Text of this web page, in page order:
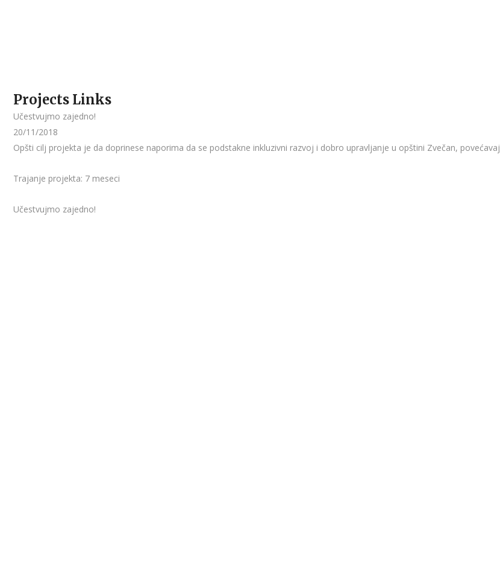
Projects Links
Učestvujmo zajedno!
20/11/2018
Opšti cilj projekta je da doprinese naporima da se podstakne inkluzivni razvoj i dobro upravljanje u opštini Zvečan,
Trajanje projekta: 7 meseci
Učestvujmo zajedno!